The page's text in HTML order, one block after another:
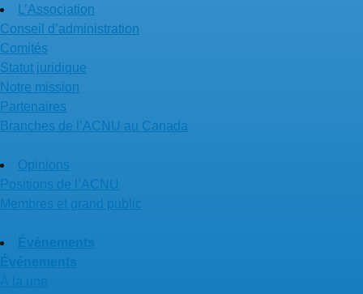
L’Association
Conseil d’administration
Comités
Statut juridique
Notre mission
Partenaires
Branches de l’ACNU au Canada
Opinions
Positions de l’ACNU
Membres et grand public
Événements
Événements